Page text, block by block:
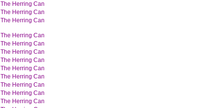
The Herring Can
The Herring Can
The Herring Can
The Herring Can
The Herring Can
The Herring Can
The Herring Can
The Herring Can
The Herring Can
The Herring Can
The Herring Can
The Herring Can